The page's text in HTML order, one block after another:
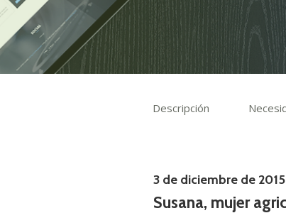
Descripción
3 de diciembre de
Susana, mujer